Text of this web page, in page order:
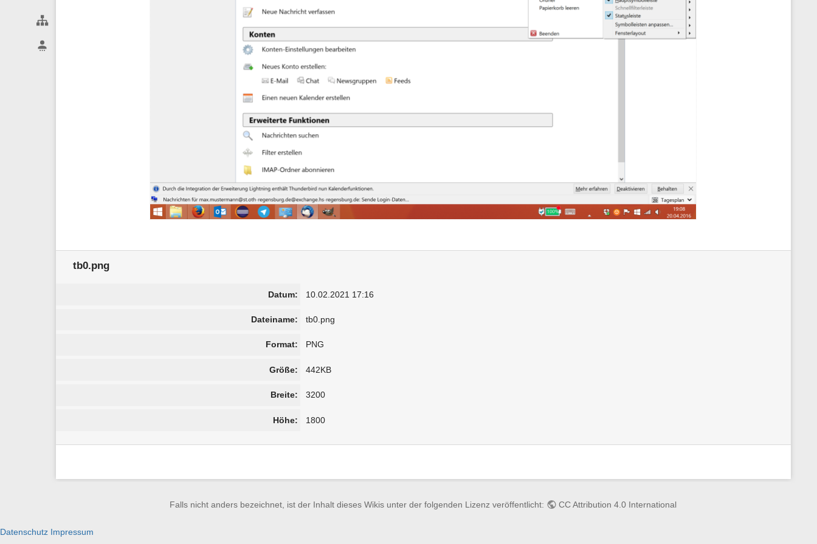
tb0.png
Datum: 10.02.2021 17:16
Dateiname: tb0.png
Format: PNG
Größe: 442KB
Breite: 3200
Höhe: 1800
Falls nicht anders bezeichnet, ist der Inhalt dieses Wikis unter der folgenden Lizenz veröffentlicht: CC Attribution 4.0 International
Datenschutz Impressum